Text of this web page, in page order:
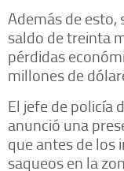
Además de esto,
saldo de treinta
pérdidas
millones de
El jefe de policía
anunció una
que antes de los
saqueos en la